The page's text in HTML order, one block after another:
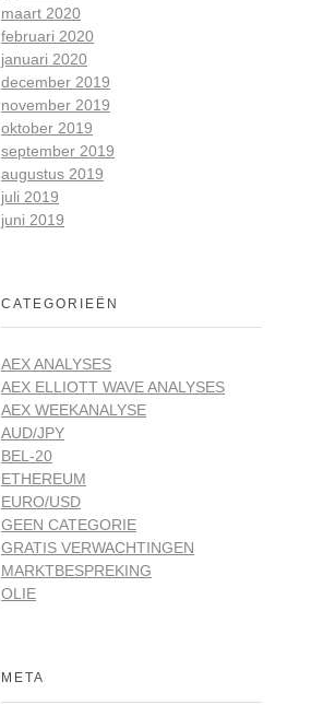
maart 2020
februari 2020
januari 2020
december 2019
november 2019
oktober 2019
september 2019
augustus 2019
juli 2019
juni 2019
CATEGORIEËN
AEX ANALYSES
AEX ELLIOTT WAVE ANALYSES
AEX WEEKANALYSE
AUD/JPY
BEL-20
ETHEREUM
EURO/USD
GEEN CATEGORIE
GRATIS VERWACHTINGEN
MARKTBESPREKING
OLIE
META